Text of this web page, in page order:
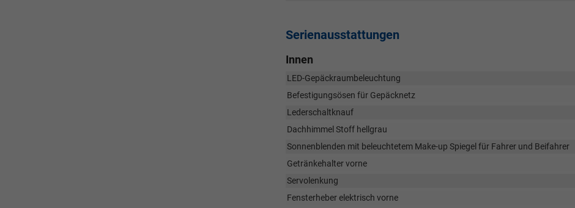
Serienausstattungen
Innen
LED-Gepäckraumbeleuchtung
Befestigungsösen für Gepäcknetz
Lederschaltknauf
Dachhimmel Stoff hellgrau
Sonnenblenden mit beleuchtetem Make-up Spiegel für Fahrer und Beifahrer
Getränkehalter vorne
Servolenkung
Fensterheber elektrisch vorne